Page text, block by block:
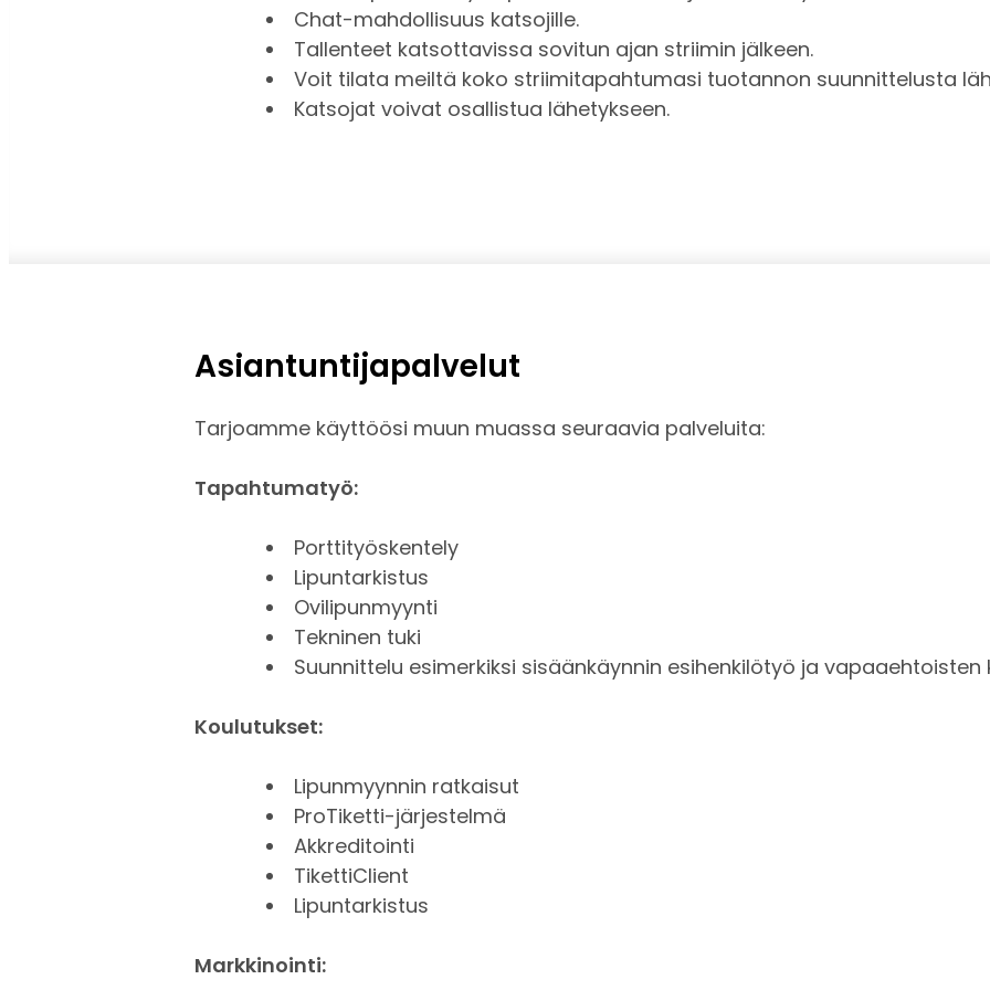
Chat-mahdollisuus katsojille.
Tallenteet katsottavissa sovitun ajan striimin jälkeen.
Voit tilata meiltä koko striimitapahtumasi tuotannon suunnittelusta
Katsojat voivat osallistua lähetykseen.
Asiantuntijapalvelut
Tarjoamme käyttöösi muun muassa seuraavia palveluita:
Tapahtumatyö:
Porttityöskentely
Lipuntarkistus
Ovilipunmyynti
Tekninen tuki
Suunnittelu esimerkiksi sisäänkäynnin esihenkilötyö ja vapaaehtoisten
Koulutukset:
Lipunmyynnin ratkaisut
ProTiketti-järjestelmä
Akkreditointi
TikettiClient
Lipuntarkistus
Markkinointi: